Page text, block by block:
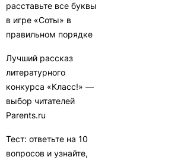
расставьте все буквы
в игре «Соты» в
правильном порядке
Лучший рассказ
литературного
конкурса «Класс!» —
выбор читателей
Parents.ru
Тест: ответьте на 10
вопросов и узнайте,